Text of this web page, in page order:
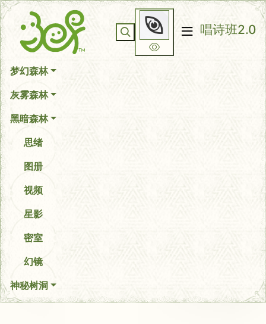
你无法看到我
唱诗班2.0
梦幻森林
灰雾森林
黑暗森林
思绪
图册
视频
星影
密室
幻镜
神秘树洞